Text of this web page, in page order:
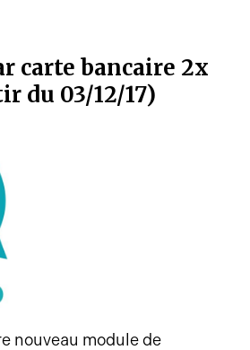
carte bancaire 2x
du 03/12/17)
nouveau module de